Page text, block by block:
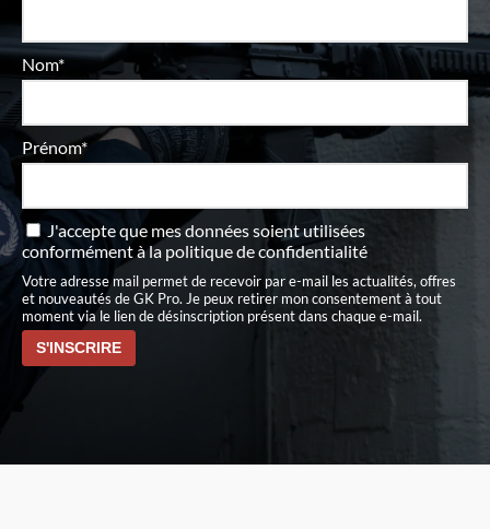
Nom*
Prénom*
J'accepte que mes données soient utilisées
conformément àla politique de confidentialité
Votre adresse mail permet de recevoir par e-mail les actualités, offres
et nouveautés de GK Pro. Je peux retirer mon consentement à tout
moment via le lien de désinscription présent dans chaque e-mail.